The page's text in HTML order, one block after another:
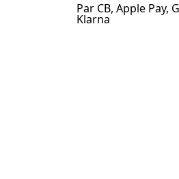
Par CB, Apple Pay,
Klarna